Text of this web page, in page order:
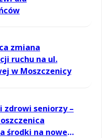
zmiana
ruchu na ul.
w Moszczenicy
zdrowi seniorzy –
środki na nowe